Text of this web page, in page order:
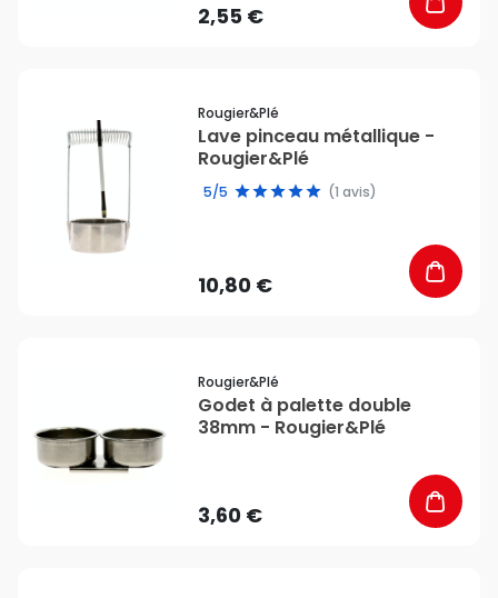
2,55 €
Rougier&plé
Lave pinceau métallique -
Rougier&Plé
5/5 (1 avis)
10,80 €
Rougier&plé
Godet à palette double
38mm - Rougier&Plé
3,60 €